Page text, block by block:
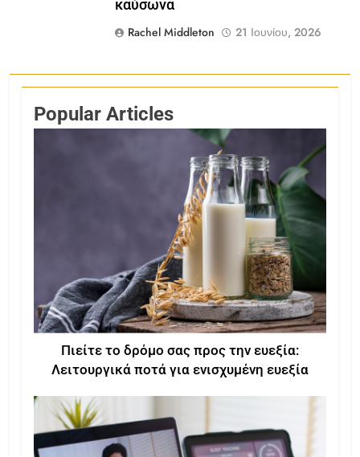
καύσωνα
Rachel Middleton
21 Ιουνίου, 2026
Popular Articles
Πιείτε το δρόμο σας προς την ευεξία:
Λειτουργικά ποτά για ενισχυμένη ευεξία